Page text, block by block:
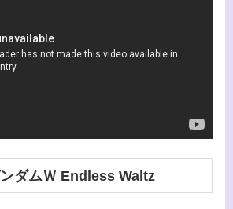
ダムＷ Endless Waltz